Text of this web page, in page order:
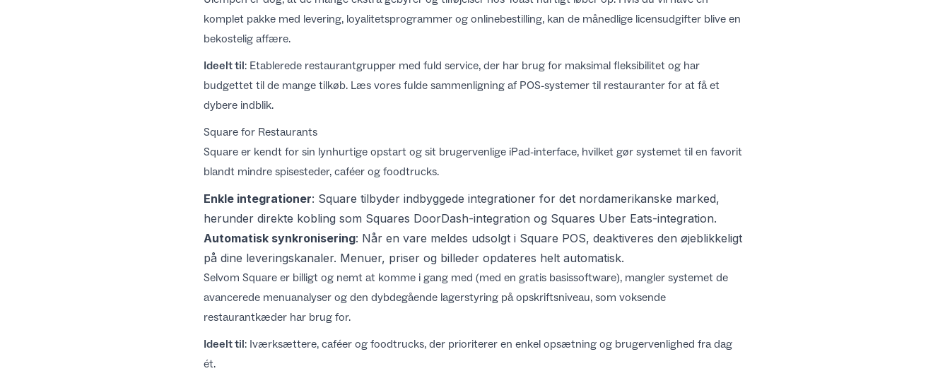
komplet pakke med levering, loyalitetsprogrammer og onlinebestilling, kan de månedlige licensudgifter blive en
bekostelig affære.
Ideelt til: Etablerede restaurantgrupper med fuld service, der har brug for maksimal fleksibilitet og har
budgettet til de mange tilkøb. Læs vores fulde sammenligning af POS-systemer til restauranter for at få et
dybere indblik.
Square for Restaurants
Square er kendt for sin lynhurtige opstart og sit brugervenlige iPad-interface, hvilket gør systemet til en favorit
blandt mindre spisesteder, caféer og foodtrucks.
Enkle integrationer: Square tilbyder indbyggede integrationer for det nordamerikanske marked,
herunder direkte kobling som Squares DoorDash-integration og Squares Uber Eats-integration.
Automatisk synkronisering: Når en vare meldes udsolgt i Square POS, deaktiveres den øjeblikkeligt
på dine leveringskanaler. Menuer, priser og billeder opdateres helt automatisk.
Selvom Square er billigt og nemt at komme i gang med (med en gratis basissoftware), mangler systemet de
avancerede menuanalyser og den dybdegående lagerstyring på opskriftsniveau, som voksende
restaurantkæder har brug for.
Ideelt til: Iværksættere, caféer og foodtrucks, der prioriterer en enkel opsætning og brugervenlighed fra dag
ét.